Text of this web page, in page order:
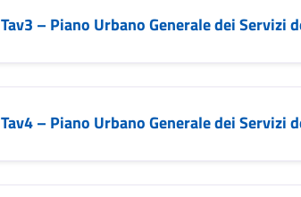
Tav3 – Piano Urbano Generale dei Servizi
Tav4 – Piano Urbano Generale dei Servizi